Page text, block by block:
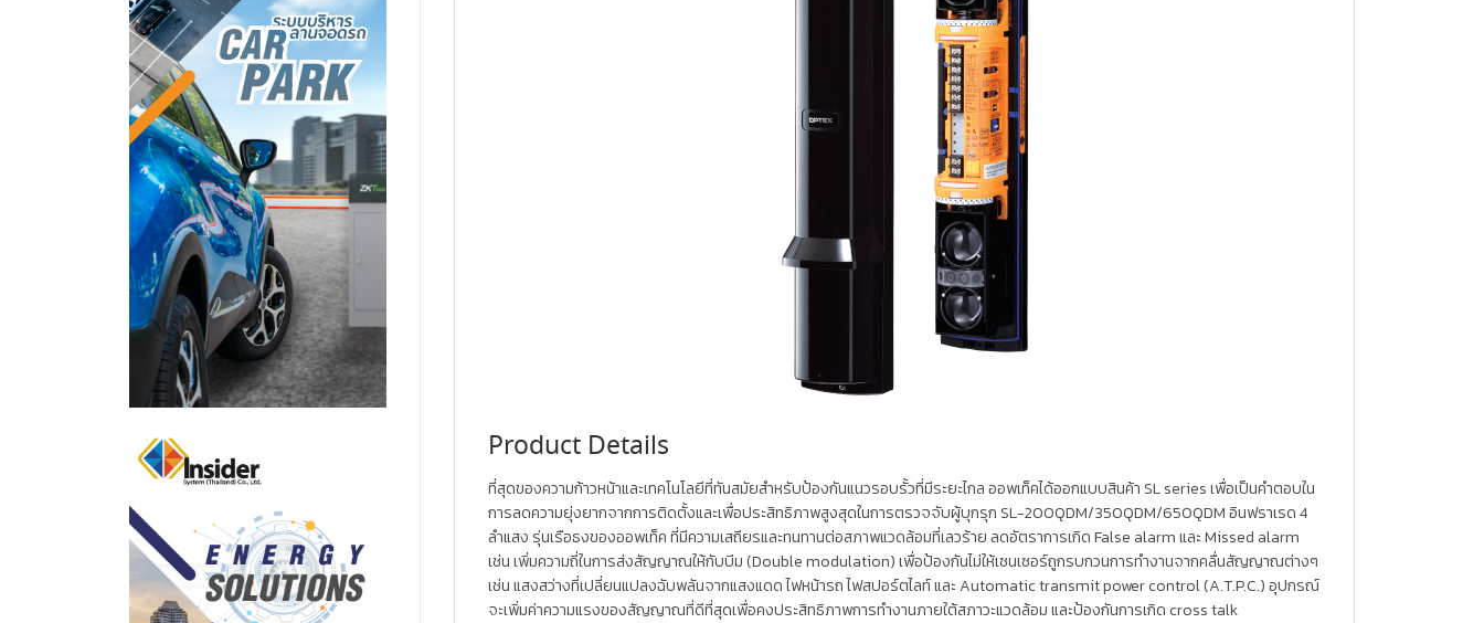
Product Details
ที่สุดของความก้าวหน้าและเทคโนโลยีที่ทันสมัยสำหรับป้องกันแนวรอบรั้วที่มีระยะไกล ออพเท็คได้ออกแบบสินค้า SL series เพื่อเป็นคำตอบใน
การลดความยุ่งยากจากการติดตั้งและเพื่อประสิทธิภาพสูงสุดในการตรวจจับผู้บุกรุก SL-200QDM/350QDM/650QDM อินฟราเรด 4
ลำแสง รุ่นเรือธงของออพเท็ค ที่มีความเสถียรและทนทานต่อสภาพแวดล้อมที่เลวร้าย ลดอัตราการเกิด False alarm และ Missed alarm
เช่น เพิ่มความถี่ในการส่งสัญญาณให้กับบีม (Double modulation) เพื่อป้องกันไม่ให้เซนเซอร์ถูกรบกวนการทำงานจากคลื่นสัญญาณต่างๆ
เช่น แสงสว่างที่เปลี่ยนแปลงฉับพลันจากแสงแดด ไฟหน้ารถ ไฟสปอร์ตไลท์ และ Automatic transmit power control (A.T.P.C.) อุปกรณ์
จะเพิ่มค่าความแรงของสัญญาณที่ดีที่สุดเพื่อคงประสิทธิภาพการทำงานภายใต้สภาวะแวดล้อม และป้องกันการเกิด cross talk